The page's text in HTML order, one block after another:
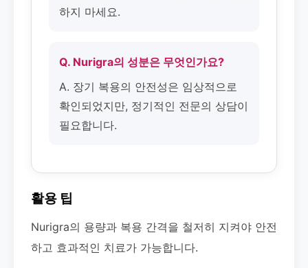
하지 마세요.
Q. Nurigra의 성분은 무엇인가요?
A. 장기 복용의 안전성은 임상적으로
확인되었지만, 정기적인 전문의 상담이
필요합니다.
활용 팁
Nurigra의 용량과 복용 간격을 철저히 지켜야 안전
하고 효과적인 치료가 가능합니다.